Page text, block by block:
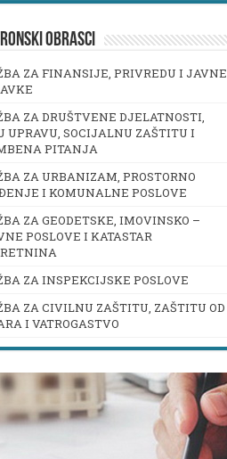
OBRASCI
ZA FINANSIJE, PRIVREDU I JAVNE
ZA DRUŠTVENE DJELATNOSTI,
UPRAVU, SOCIJALNU ZAŠTITU I
PITANJA
ZA URBANIZAM, PROSTORNO
I KOMUNALNE POSLOVE
ZA GEODETSKE, IMOVINSKO –
POSLOVE I KATASTAR
ZA INSPEKCIJSKE POSLOVE
ZA CIVILNU ZAŠTITU, ZAŠTITU OD
I VATROGASTVO